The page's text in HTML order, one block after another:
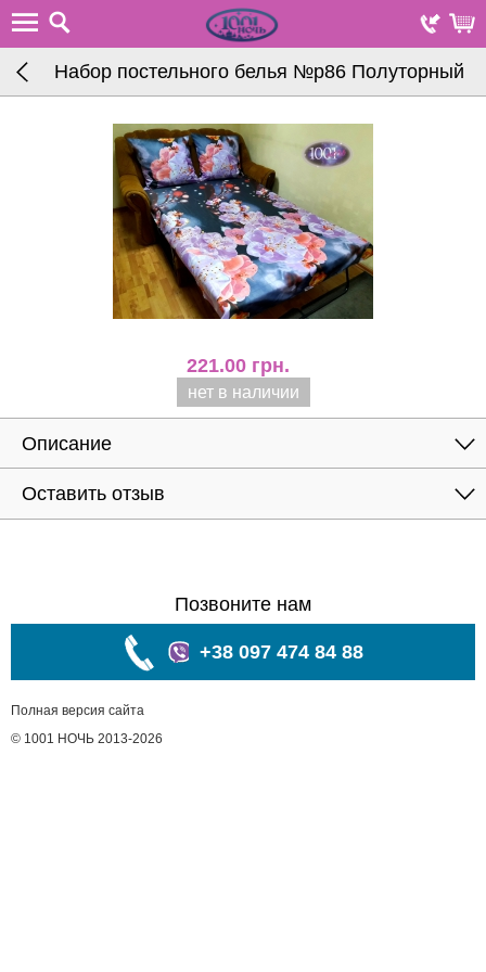
Набор постельного белья №р86 Полуторный
221.00 грн.
нет в наличии
Описание
Оставить отзыв
Позвоните нам
+38 097 474 84 88
Полная версия сайта
© 1001 НОЧЬ 2013-2026